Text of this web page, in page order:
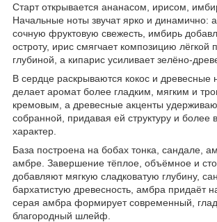
Старт открывается ананасом, ирисом,
Начальные ноты звучат ярко и динамично:
сочную фруктовую свежесть, имбирь
остроту, ирис смягчает композицию лёгкой
глубиной, а кипарис усиливает зелёно-
В сердце раскрываются кокос и древесные
делает аромат более гладким, мягким и
кремовым, а древесные акценты
собранной, придавая ей структуру и более
характер.
База построена на бобах тонка, сандале,
амбре. Завершение тёплое, объёмное и
добавляют мягкую сладковатую глубину,
бархатистую древесность, амбра придаёт
серая амбра формирует современный,
благородный шлейф.